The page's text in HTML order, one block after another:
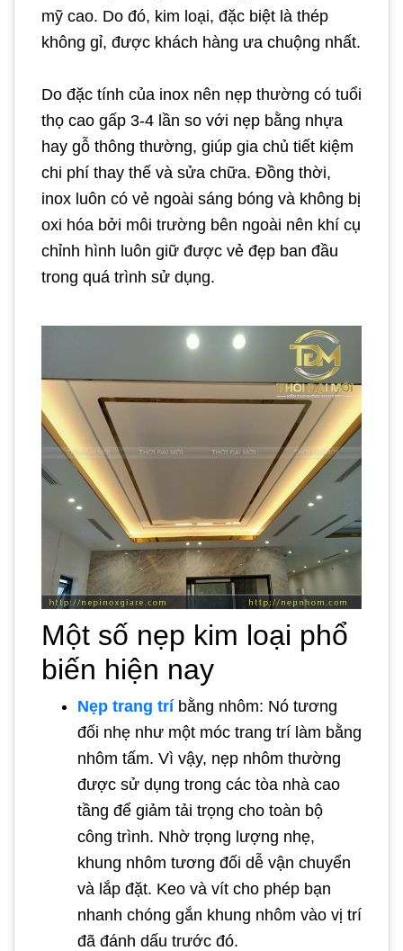
mỹ cao. Do đó, kim loại, đặc biệt là thép
không gỉ, được khách hàng ưa chuộng nhất.
Do đặc tính của inox nên nẹp thường có tuổi
thọ cao gấp 3-4 lần so với nẹp bằng nhựa
hay gỗ thông thường, giúp gia chủ tiết kiệm
chi phí thay thế và sửa chữa. Đồng thời,
inox luôn có vẻ ngoài sáng bóng và không bị
oxi hóa bởi môi trường bên ngoài nên khí cụ
chỉnh hình luôn giữ được vẻ đẹp ban đầu
trong quá trình sử dụng.
Một số nẹp kim loại phổ
biến hiện nay
Nẹp trang tríbằng nhôm: Nó tương
đối nhẹ như một móc trang trí làm bằng
nhôm tấm. Vì vậy, nẹp nhôm thường
được sử dụng trong các tòa nhà cao
tầng để giảm tải trọng cho toàn bộ
công trình. Nhờ trọng lượng nhẹ,
khung nhôm tương đối dễ vận chuyển
và lắp đặt. Keo và vít cho phép bạn
nhanh chóng gắn khung nhôm vào vị trí
đã đánh dấu trước đó.